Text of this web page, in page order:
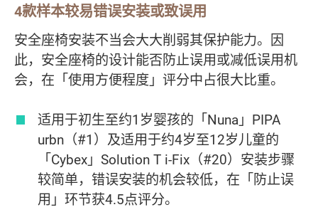
4款样本较易错误安装或致误用
安全座椅安装不当会大大削弱其保护能力。因
此，安全座椅的设计能否防止误用或减低误用机
会，在「使用方便程度」评分中占很大比重。
适用于初生至约1岁婴孩的「Nuna」PIPA
urbn（#1）及适用于约4岁至12岁儿童的
「Cybex」Solution T i-Fix（#20）安装步骤
较简单，错误安装的机会较低，在「防止误
用」环节获4.5点评分。